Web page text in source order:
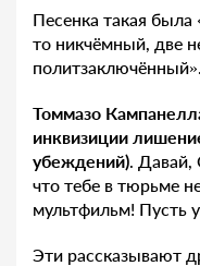
Песенка такая
то никчёмный, две
Томмазо
инквизиции
убеждений). Давай,
что тебе в тюрьме
мультфильм! Пусть
Эти рассказывают